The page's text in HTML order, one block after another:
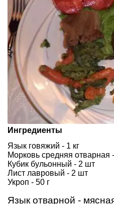
Ингредиенты
Язык говяжий - 1 кг
Морковь средняя отварная
Кубик бульонный - 2 шт
Лист лавровый - 2 шт
Укроп - 50 г
Язык отварной -